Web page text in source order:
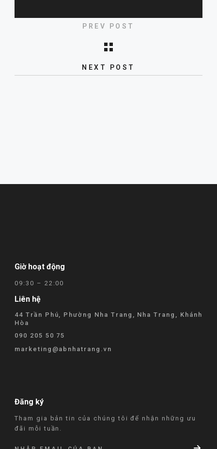
PREV POST
NEXT POST
Giờ hoạt động
09:30 – 22:00
Liên hệ
44 Trần Phú, Phường Nha Trang, Nha Trang, Khánh
Hòa
090 205 50 75
marketing@abnhatrang.vn
Đăng ký
Tham gia bản tin của chúng tôi để nhận những ưu
đãi mỗi tuần.